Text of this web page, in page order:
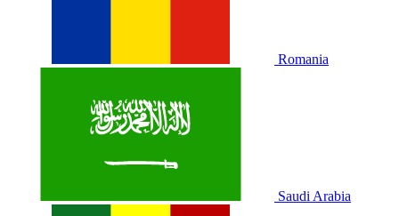
Romania
Saudi Arabia